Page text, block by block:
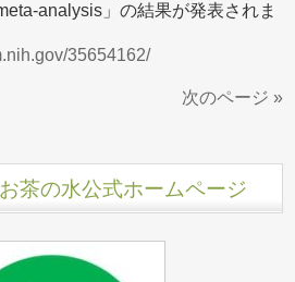
analysis」の結果が発表されま
35654162/
次のページ »
茶の水公式ホームページ